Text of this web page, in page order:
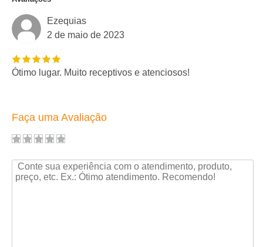
Ezequias
2 de maio de 2023
Ótimo lugar. Muito receptivos e atenciosos!
Faça uma Avaliação